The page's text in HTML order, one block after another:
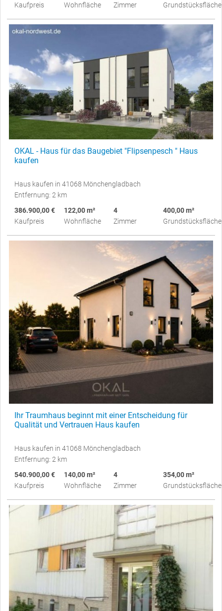
Kaufpreis
Wohnfläche
Zimmer
Grundstücksfläche
OKAL - Haus für das Baugebiet "Flipsenpesch " Haus
kaufen
Haus kaufen in 41068 Mönchengladbach
Entfernung: 2 km
386.900,00 €
Kaufpreis
122,00 m²
Wohnfläche
4
Zimmer
400,00 m²
Grundstücksfläche
Ihr Traumhaus beginnt mit einer Entscheidung für
Qualität und Vertrauen Haus kaufen
Haus kaufen in 41068 Mönchengladbach
Entfernung: 2 km
540.900,00 €
Kaufpreis
140,00 m²
Wohnfläche
4
Zimmer
354,00 m²
Grundstücksfläche